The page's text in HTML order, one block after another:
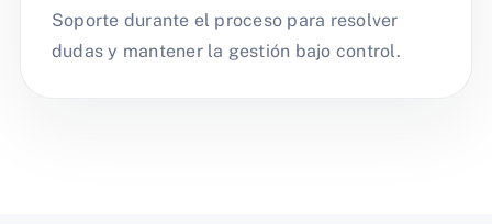
Soporte durante el proceso para resolver
dudas y mantener la gestión bajo control.